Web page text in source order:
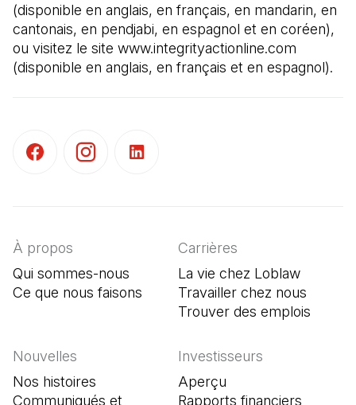
(disponible en anglais, en français, en mandarin, en
cantonais, en pendjabi, en espagnol et en coréen),
ou visitez le site www.integrityactionline.com
(disponible en anglais, en français et en espagnol).
À propos
Qui sommes-nous
Ce que nous faisons
Carrières
La vie chez Loblaw
Travailler chez nous
Trouver des emplois
Nouvelles
Nos histoires
Communiqués et
Investisseurs
Aperçu
Rapports financiers